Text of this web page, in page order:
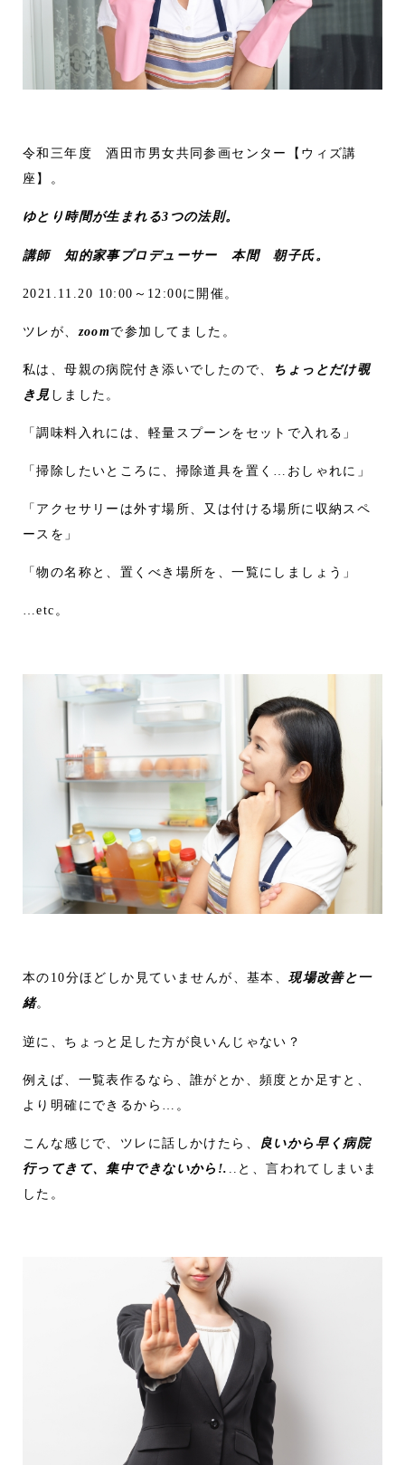
令和三年度 酒田市男女共同参画センター【ウィズ講
座】。
ゆとり時間が生まれる3つの法則。
講師 知的家事プロデューサー 本間 朝子氏。
2021.11.20 10:00～12:00に開催。
ツレが、 zoomで参加してました。
私は、母親の病院付き添いでしたので、
ちょっとだけ覗
き見 しました。
「調味料入れには、軽量スプーンをセットで入れる」
「掃除したいところに、掃除道具を置く…おしゃれに」
「アクセサリーは外す場所、又は付ける場所に収納スペ
ースを」
「物の名称と、置くべき場所を、一覧にしましょう」
…etc。
本の10分ほどしか見ていませんが、基本、現場改善と一
緒。
逆に、ちょっと足した方が良いんじゃない？
例えば、一覧表作るなら、誰がとか、頻度とか足すと、
より明確にできるから…。
こんな感じで、ツレに話しかけたら、
良いから早く病院
行ってきて、集中できないから!.
..と、言われてしまいま
した。